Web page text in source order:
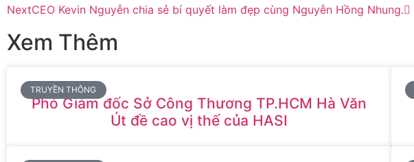
NextCEO Kevin Nguyễn chia sẻ bí quyết làm đẹp cùng Nguyễn Hồng Nhung.
Xem Thêm
TRUYỀN THÔNG
Phó Giám đốc Sở Công Thương TP.HCM Hà Văn
Út đề cao vị thế của HASI